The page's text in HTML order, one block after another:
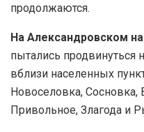
продолжаются.
На Александровском
пытались продвинуться
вблизи населенных
Новоселовка, Сосновка,
Привольное, Злагода и